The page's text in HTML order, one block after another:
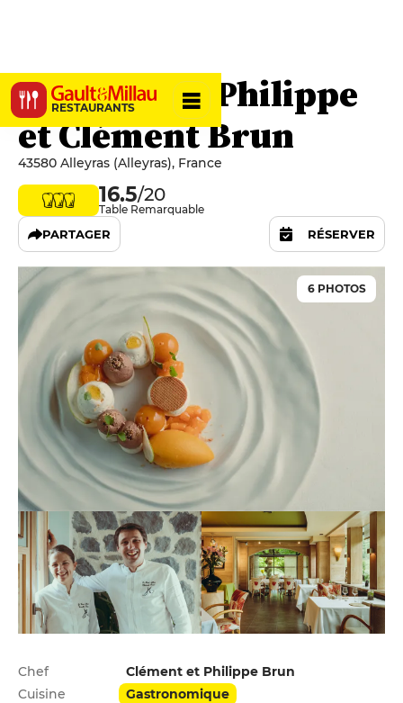
RESTAURANTS
Restaurant Philippe
et Clément Brun
43580 Alleyras (Alleyras), France
16.5/20
Table Remarquable
PARTAGER RÉSERVER
6 PHOTOS
Infos pratiques
Chef
Clément et Philippe Brun
Cuisine
Gastronomique